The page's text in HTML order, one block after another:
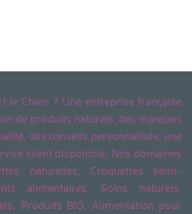
le Chien ? Une entreprise française
de produits naturels, des marques
des conseils personnalisés, une
client disponible. Nos domaines
naturelles, Croquettes semi-
alimentaires, Soins naturels,
Produits BIO, Alimentation pour